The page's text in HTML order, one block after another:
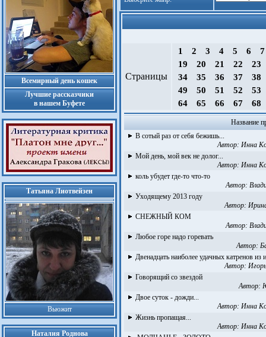
Всемирный день кошек
Лучшие рассказчики
в нашем Буфете
Татьяна Лиотвейзен
Вьюжит
Наталия Роднова
Страницы
1 2 3 4 5 6
19
20 21 22
23
34
35 36 37
38
49
50 51 52
53
64
65 66 67 68
Название
В сотый раз от себя бежишь...
Автор: Инна
Мой день, мой век не долог...
Автор: Инна
коль убудет где-то что-то
Автор:
Уходящему 2013 году
Автор:
СНЕЖНЫЙ КОМ
Автор:
Любое горе надо горевать
Автор:
Двенадцать наиболее удачных катренов
Автор:
Говорящий со звездой
Автор:
Двое суток - дожди...
Автор: Инна
Жизнь пропащая...
Автор: Инна